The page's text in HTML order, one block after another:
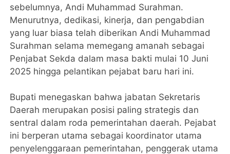
sebelumnya, Andi Muhammad Surahman.
Menurutnya, dedikasi, kinerja, dan pengabdian
yang luar biasa telah diberikan Andi Muhammad
Surahman selama memegang amanah sebagai
Penjabat Sekda dalam masa bakti mulai 10 Juni
2025 hingga pelantikan pejabat baru hari ini.
Bupati menegaskan bahwa jabatan Sekretaris
Daerah merupakan posisi paling strategis dan
sentral dalam roda pemerintahan daerah. Pejabat
ini berperan utama sebagai koordinator utama
penyelenggaraan pemerintahan, penggerak utama